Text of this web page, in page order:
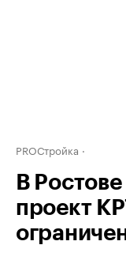
PROСтройка
В
проект